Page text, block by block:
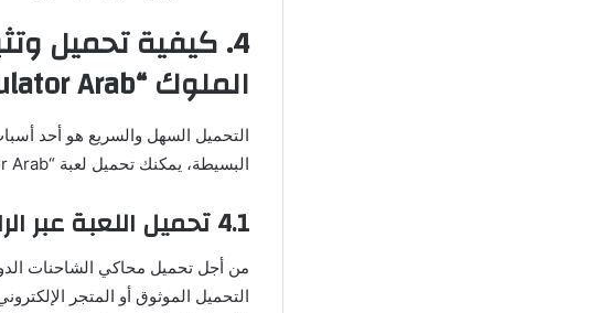
4. كيفية تحميل
الملوك “Truck Simulator Arab مهكرة”
التحميل السهل والسريع هو أحد
البسيطة، يمكنك تحميل لعبة “Truck Simulator Arab مهكرة” على جهازك الشخصي أو هاتفك المحمول.
4.1 تحميل اللعبة عبر الرابط المباشر